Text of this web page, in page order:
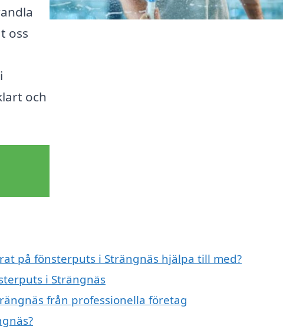
oss
och
på fönsterputs i Strängnäs hjälpa till med?
i Strängnäs
från professionella företag